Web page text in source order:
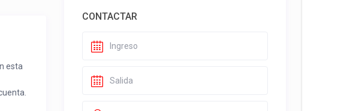
esta
CONTACTAR